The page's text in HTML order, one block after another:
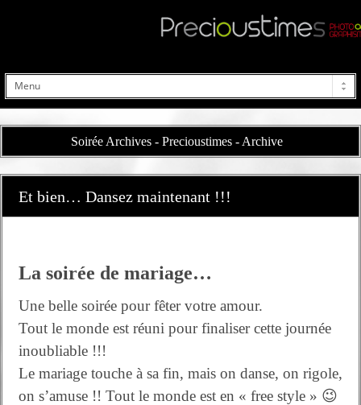
Soirée Archives - Precioustimes - Archive
Et bien… Dansez maintenant !!!
La soirée de mariage…
Une belle soirée pour fêter votre amour.
Tout le monde est réuni pour finaliser cette journée
inoubliable !!!
Le mariage touche à sa fin, mais on danse, on rigole,
on s’amuse !! Tout le monde est en « free style » 😉